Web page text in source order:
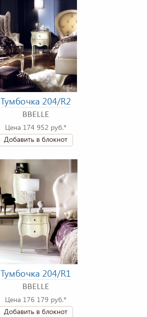
Тумбочка 204/R2
BBELLE
Цена 174 952 руб.*
Добавить в блокнот
Тумбочка 204/R1
BBELLE
Цена 176 179 руб.*
Добавить в блокнот